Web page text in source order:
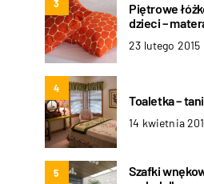
3
Piętrowe
dzieci –
23 lutego 2015
4
Toaletka –
14 kwietnia
5
Szafki